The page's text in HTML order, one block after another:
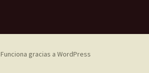
Funciona gracias a WordPress